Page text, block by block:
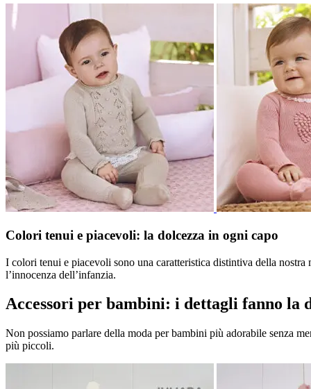
Colori tenui e piacevoli: la dolcezza in ogni capo
I colori tenui e piacevoli sono una caratteristica distintiva della
l’innocenza dell’infanzia.
Accessori per bambini: i dettagli fanno la
Non possiamo parlare della moda per bambini più adorabile senza
più piccoli.